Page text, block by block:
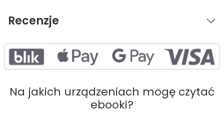
Recenzje
Na jakich urządzeniach mogę czytać
ebooki?